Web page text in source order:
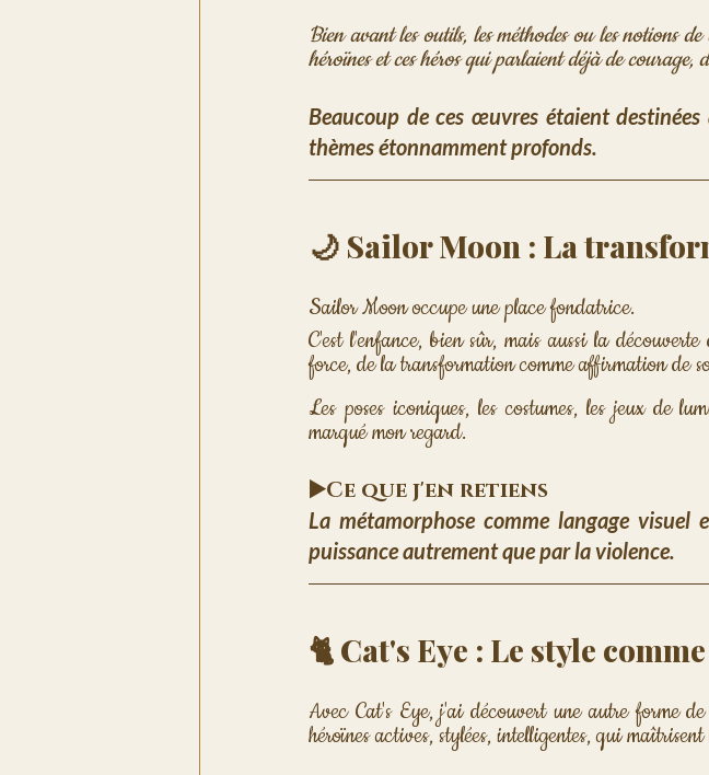
Bien avant les outils, les méthodes ou les notions
héroïnes et ces héros qui parlaient déjà de courage,
Beaucoup de ces œuvres étaient
thèmes étonnamment profonds.
🌙 Sailor Moon : La
Sailor Moon occupe une place fondatrice.
C'est l'enfance, bien sûr, mais aussi la
force, de la transformation comme affirmation de
Les poses iconiques, les costumes, les jeux de
marqué mon regard.
▶️Ce que j'en retiens
La métamorphose comme langage
puissance autrement que par la violence.
🐈 Cat's Eye : Le style
Avec Cat's Eye, j'ai découvert une autre forme
héroïnes actives, stylées, intelligentes, qui